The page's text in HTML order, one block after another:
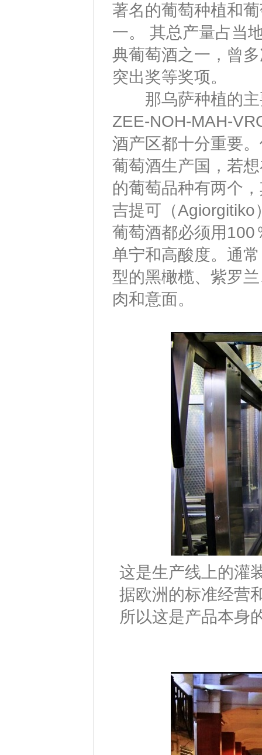
著名的葡萄种植和
一。 其总产量占当
典葡萄酒之一，曾
突出奖等奖项。
那乌萨种植的主
ZEE-NOH-MAH-
酒产区都十分重要
葡萄酒生产国，若
的葡萄品种有两个
吉提可（Agiorgitiko
葡萄酒都必须用100
单宁和高酸度。通
型的黑橄榄、紫罗
肉和意面。
这是生产线上的灌
据欧洲的标准经营
所以这是产品本身